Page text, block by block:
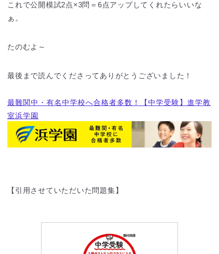
これで公開模試2点×3問＝6点アップしてくれたらいいな
ぁ。
たのむよ～
最後まで読んでくださってありがとうございました！
最難関中・有名中学校へ合格者多数！【中学受験】進学教
室浜学園
【引用させていただいた問題集】